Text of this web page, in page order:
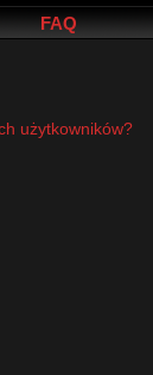
FAQ
użytkowników?